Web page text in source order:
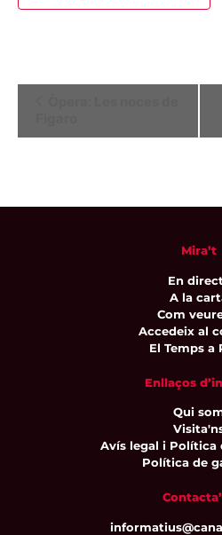
Mira’t
En
A la
Com
Accedeix al
El Temps a
Enllaços
Qui
Avís legal i Política
Política de